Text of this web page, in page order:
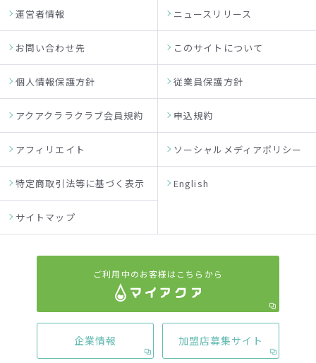
運営者情報 ニュースリリース
お問い合わせ先 このサイトについて
個人情報保護方針 従業員保護方針
アクアクララクラブ会員規約 申込規約
アフィリエイト ソーシャルメディアポリシー
特定商取引法等に基づく表示 English
サイトマップ
ご利用中のお客様はこちらから
企業情報 加盟店募集サイト